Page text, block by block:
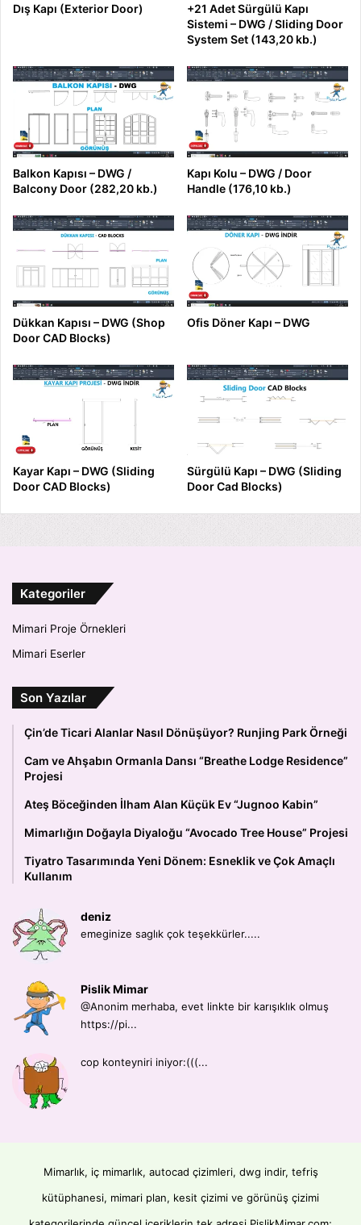
Dış Kapı (Exterior Door)
+21 Adet Sürgülü Kapı
Sistemi – DWG / Sliding Door
System Set (143,20 kb.)
Balkon Kapısı – DWG /
Balcony Door (282,20 kb.)
Kapı Kolu – DWG / Door
Handle (176,10 kb.)
Dükkan Kapısı – DWG (Shop
Door CAD Blocks)
Ofis Döner Kapı – DWG
Kayar Kapı – DWG (Sliding
Door CAD Blocks)
Sürgülü Kapı – DWG (Sliding
Door Cad Blocks)
Kategoriler
Mimari Proje Örnekleri
Mimari Eserler
Son Yazılar
Çin’de Ticari Alanlar Nasıl Dönüşüyor? Runjing Park Örneği
Cam ve Ahşabın Ormanla Dansı “Breathe Lodge Residence”
Projesi
Ateş Böceğinden İlham Alan Küçük Ev “Jugnoo Kabin”
Mimarlığın Doğayla Diyaloğu “Avocado Tree House” Projesi
Tiyatro Tasarımında Yeni Dönem: Esneklik ve Çok Amaçlı
Kullanım
deniz
emeginize saglık çok teşekkürler.....
Pislik Mimar
@Anonim merhaba, evet linkte bir karışıklık olmuş
https://pi...
cop konteyniri iniyor:(((...
Mimarlık, iç mimarlık, autocad çizimleri, dwg indir, tefriş
kütüphanesi, mimari plan, kesit çizimi ve görünüş çizimi